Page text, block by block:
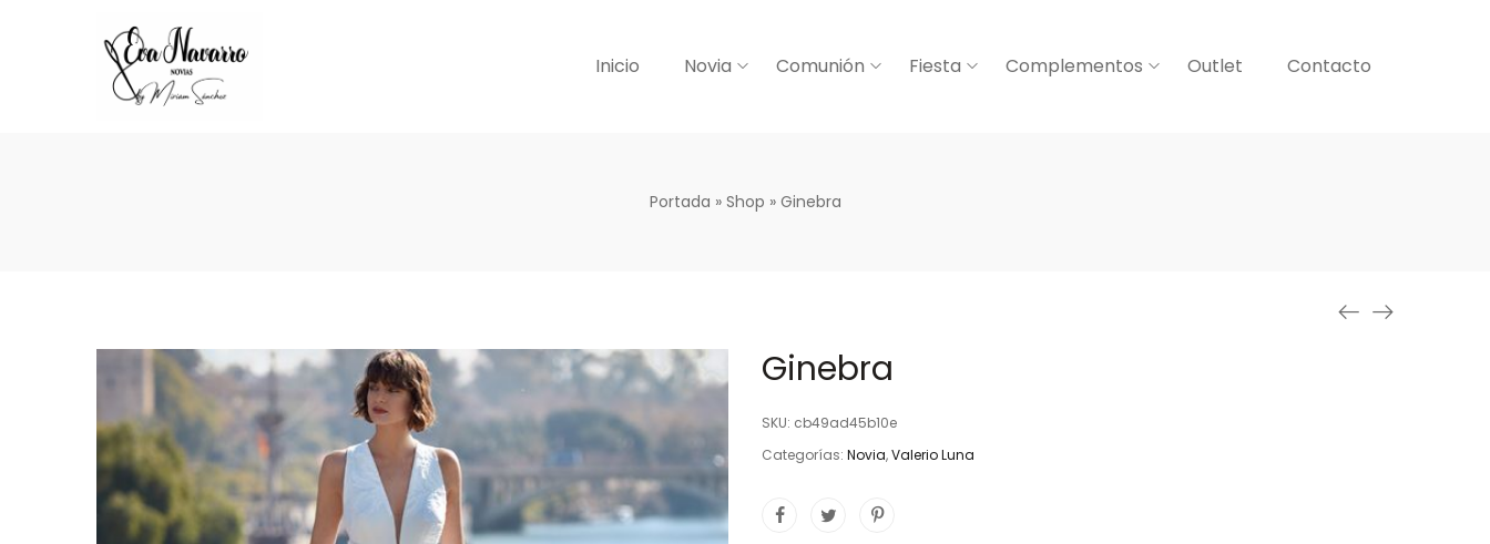
Inicio Novia Comunión Fiesta Complementos Outlet Contacto
Portada » Shop » Ginebra
Ginebra
SKU: cb49ad45b10e
Categorías: Novia,Valerio Luna